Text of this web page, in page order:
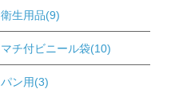
衛生用品(9)
マチ付ビニール袋(10)
パン用(3)